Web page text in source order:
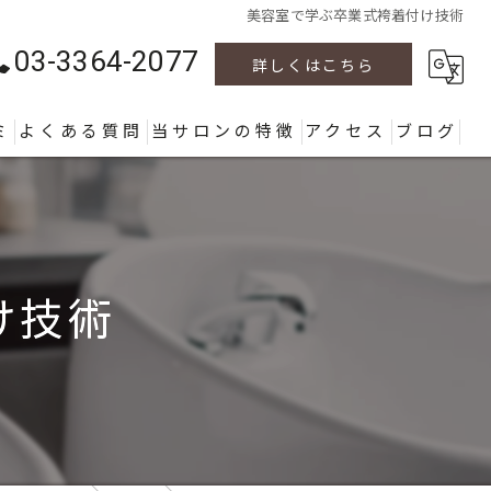
美容室で学ぶ卒業式袴着付け技術
03-3364-2077 詳しくはこちら
よくある質問 当サロンの特徴
ヘッドスパ
アクセス ブログ
技術